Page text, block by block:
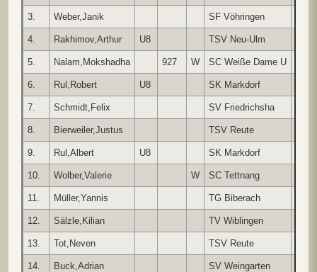
3. Weber,Janik SF Vöhringen
4. Rakhimov,Arthur U8 TSV Neu-Ulm
5. Nalam,Mokshadha 927 W SC Weiße Dame U
6. Rul,Robert U8 SK Markdorf
7. Schmidt,Felix SV Friedrichsha
8. Bierweiler,Justus TSV Reute
9. Rul,Albert U8 SK Markdorf
10. Wolber,Valerie W SC Tettnang
11. Müller,Yannis TG Biberach
12. Sälzle,Kilian TV Wiblingen
13. Tot,Neven TSV Reute
14. Buck,Adrian SV Weingarten